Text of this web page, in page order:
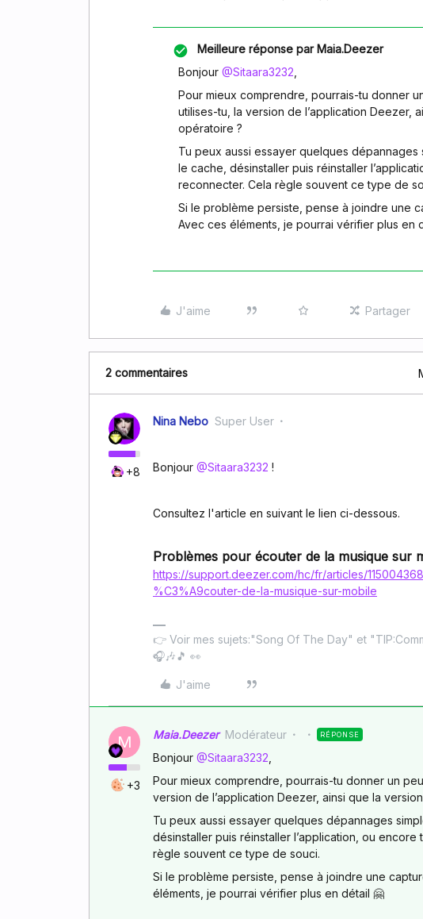
Meilleure réponse parMaia.Deezer
Bonjour ​ @Sitaara3232
Pour mieux comprendre, pourrais-tu donner
utilises-tu, la version de l’application Deezer,
opératoire ?
Tu peux aussi essayer quelques
le cache, désinstaller puis réinstaller
reconnecter. Cela règle souvent ce type de
Si le problème persiste, pense à joindre une
Avec ces éléments, je pourrai vérifier plus en
J'aime Partager
2 commentaires
+8
Nina Nebo Super User
Bonjour ​ @Sitaara3232 !
Consultez l'article en suivant le lien ci-dessous.
Problèmes pour écouter de la musique sur
https://support.deezer.com/hc/fr/articles/
%C3%A9couter-de-la-musique-sur-mobile
👉 Voir mes sujets:"Song Of The Day" et
🎧🎶🎵 👀
J'aime
M
+3
Maia.Deezer Modérateur RÉPONSE
Bonjour ​ @Sitaara3232
Pour mieux comprendre, pourrais-tu donner un
version de l’application Deezer, ainsi que la
Tu peux aussi essayer quelques dépannages
désinstaller puis réinstaller l’application, ou
règle souvent ce type de souci.
Si le problème persiste, pense à joindre une
éléments, je pourrai vérifier plus en détail 🤗